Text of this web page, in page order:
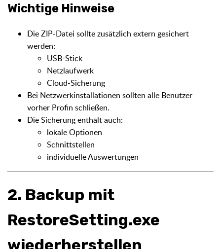
Wichtige Hinweise
Die ZIP-Datei sollte zusätzlich extern gesichert
werden:
USB-Stick
Netzlaufwerk
Cloud-Sicherung
Bei Netzwerkinstallationen sollten alle Benutzer
vorher Profin schließen.
Die Sicherung enthält auch:
lokale Optionen
Schnittstellen
individuelle Auswertungen
2. Backup mit
RestoreSetting.exe